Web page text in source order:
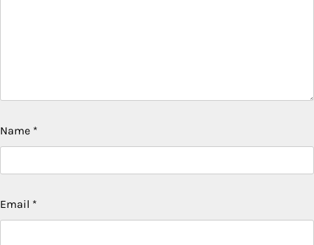
Name *
Email *